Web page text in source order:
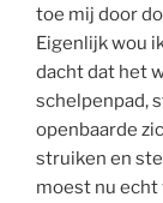
toe mij door
Eigenlijk wou
dacht dat het
schelpenpad,
openbaarde
struiken en
moest nu echt